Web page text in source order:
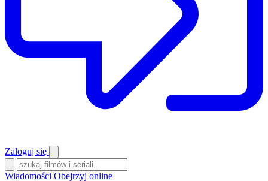
Zaloguj się
Wiadomości Obejrzyj online